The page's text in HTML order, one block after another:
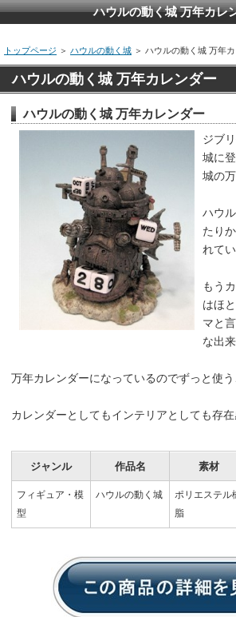
ハウルの動く城 万年カレ
トップページ ＞ ハウルの動く城 ＞ ハウルの動く城 万年
ハウルの動く城 万年カレンダー
ハウルの動く城 万年カレンダー
ジブ
城に
城の
ハウ
たり
れてい
もう
はほ
マと
な出来
万年カレンダーになっているのでずっと使う
カレンダーとしてもインテリアとしても存在
ジャンル 作品名 素材
フィギュア・模
型
ハウルの動く城
ポリエステル
脂